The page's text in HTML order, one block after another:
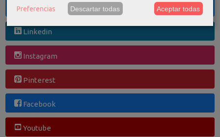
Twitter
Linkedin
Instagram
Pinterest
Facebook
Youtube
Preferencias Descartar todas Aceptar todas